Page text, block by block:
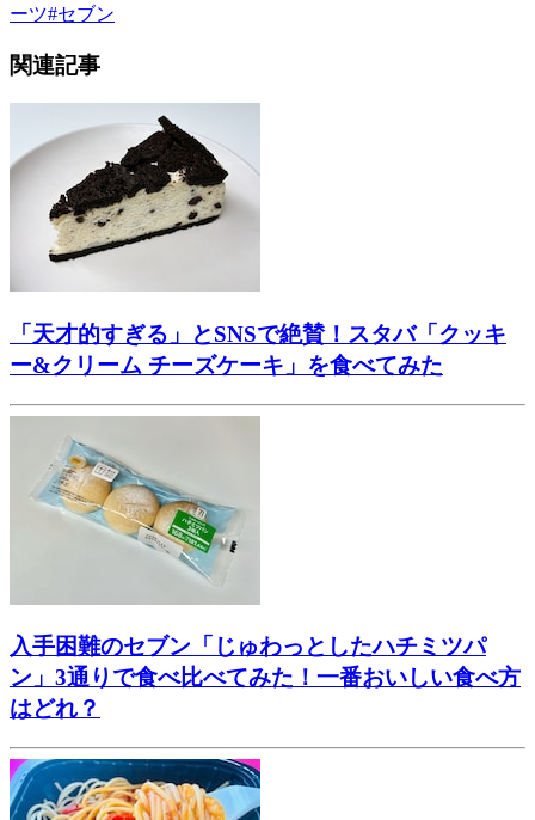
ーツ#セブン
関連記事
「天才的すぎる」とSNSで絶賛！スタバ「クッキ
ー&クリーム チーズケーキ」を食べてみた
入手困難のセブン「じゅわっとしたハチミツパ
ン」3通りで食べ比べてみた！一番おいしい食べ方
はどれ？